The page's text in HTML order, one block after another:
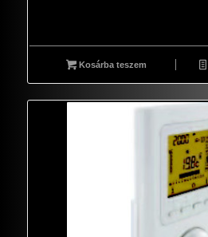
Kosárba teszem